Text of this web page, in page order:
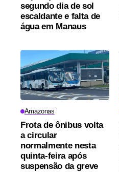
segundo dia de sol
escaldante e falta de
água em Manaus
Amazonas
Frota de ônibus volta
a circular
normalmente nesta
quinta-feira após
suspensão da greve